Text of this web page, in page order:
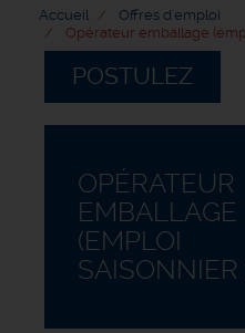
Accueil
Offres d'emploi
Opérateur emballage
POSTULEZ
OPÉRATEUR
EMBALLAGE
(EMPLOI